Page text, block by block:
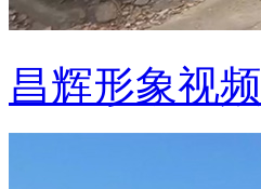
昌辉形象视频